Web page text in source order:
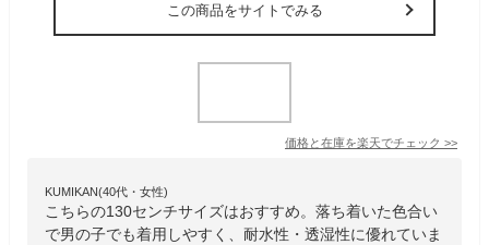
この商品をサイトでみる
価格と在庫を楽天でチェック >>
KUMIKAN(40代・女性)
こちらの130センチサイズはおすすめ。落ち着いた色合い
で男の子でも着用しやすく、耐水性・透湿性に優れていま